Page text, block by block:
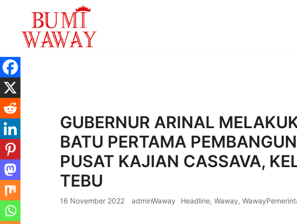
konten
GUBERNUR ARINAL
BATU PERTAMA
PUSAT KAJIAN CASSAVA,
TEBU
16 November 2022 adminWaway Headline, Waway,